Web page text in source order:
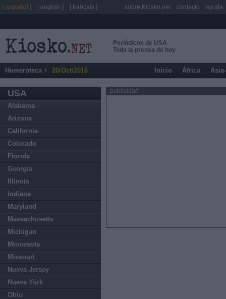
Periódicos de USA
Toda la prensa de hoy
Hemeroteca 20/Oct/2016 Inicio África
USA
Alabama
Arizona
California
Colorado
Florida
Georgia
Illinois
Indiana
Maryland
Massachusetts
Michigan
Minnesota
Missouri
Nueva Jersey
Nueva York
Ohio
publicidad
[ español ] [ english ] [ français ] sobre Kiosko.net contacto ayuda